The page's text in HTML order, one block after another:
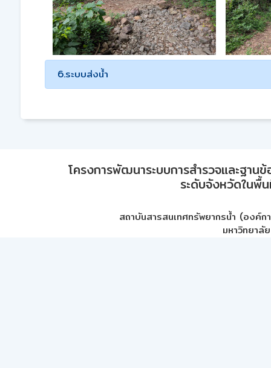
6.ระบบส่งน้ำ
โครงการพัฒนาระบบการสำรวจและฐา
ระดับจังหวัดในพื้
สถาบันสารสนเทศทรัพยากรน้ำ (องค์ก
มหาวิทยาลั